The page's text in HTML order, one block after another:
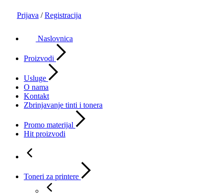
Prijava / Registracija
Naslovnica
Proizvodi
Usluge
O nama
Kontakt
Zbrinjavanje tinti i tonera
Promo materijal
Hit proizvodi
Toneri za printere